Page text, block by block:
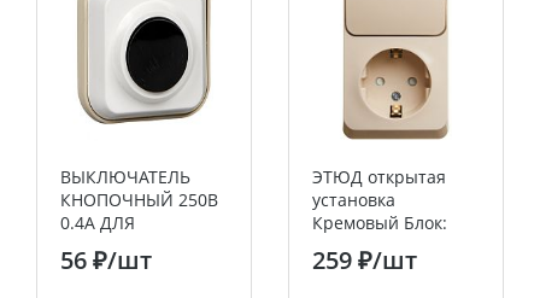
ВЫКЛЮЧАТЕЛЬ
КНОПОЧНЫЙ 250В
0.4А ДЛЯ
ЭЛЕКТРОЗВОНКОВ
DIY Systeme Electric
56 ₽/шт
ЭТЮД открытая
установка
Кремовый Блок:
Розетка с
заземлением со
259 ₽/шт